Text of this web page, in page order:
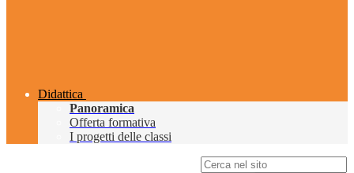
Didattica
Panoramica
Offerta formativa
I progetti delle classi